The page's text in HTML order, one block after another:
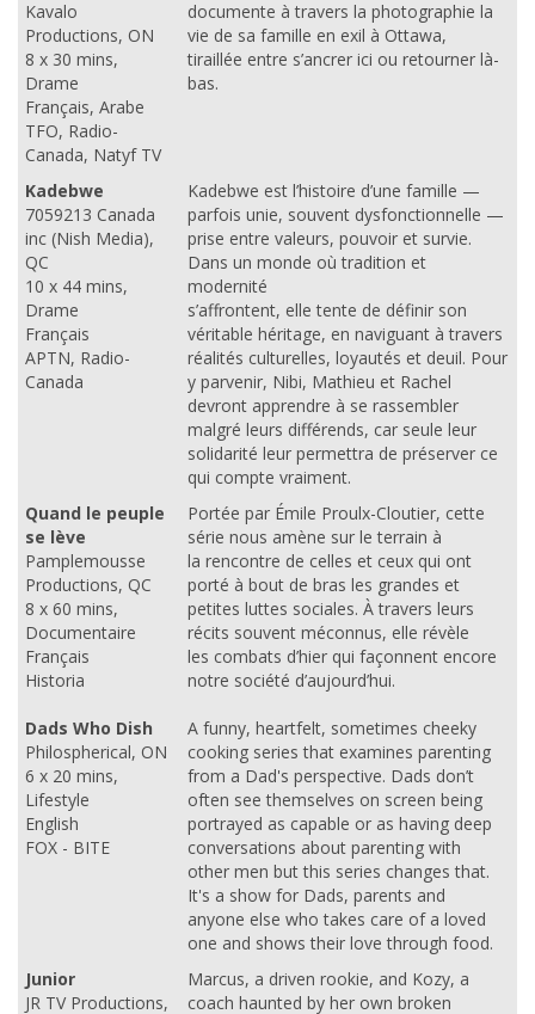
Kavalo
Productions, ON
8 x 30 mins,
Drame
Français, Arabe
TFO, Radio-
Canada, Natyf TV
documente à travers la photographie la
vie de sa famille en exil à Ottawa,
tiraillée entre s’ancrer ici ou retourner là-
bas.
Kadebwe
7059213 Canada
inc (Nish Media),
QC
10 x 44 mins,
Drame
Français
APTN, Radio-
Canada
Kadebwe est l’histoire d’une famille —
parfois unie, souvent dysfonctionnelle —
prise entre valeurs, pouvoir et survie.
Dans un monde où tradition et
modernité
s’affrontent, elle tente de définir son
véritable héritage, en naviguant à travers
réalités culturelles, loyautés et deuil. Pour
y parvenir, Nibi, Mathieu et Rachel
devront apprendre à se rassembler
malgré leurs différends, car seule leur
solidarité leur permettra de préserver ce
qui compte vraiment.
Quand le peuple
se lève
Pamplemousse
Productions, QC
8 x 60 mins,
Documentaire
Français
Historia
Portée par Émile Proulx-Cloutier, cette
série nous amène sur le terrain à
la rencontre de celles et ceux qui ont
porté à bout de bras les grandes et
petites luttes sociales. À travers leurs
récits souvent méconnus, elle révèle
les combats d’hier qui façonnent encore
notre société d’aujourd’hui.
Dads Who Dish
Philospherical, ON
6 x 20 mins,
Lifestyle
English
FOX - BITE
A funny, heartfelt, sometimes cheeky
cooking series that examines parenting
from a Dad's perspective. Dads don’t
often see themselves on screen being
portrayed as capable or as having deep
conversations about parenting with
other men but this series changes that.
It's a show for Dads, parents and
anyone else who takes care of a loved
one and shows their love through food.
Junior
JR TV Productions,
Marcus, a driven rookie, and Kozy, a
coach haunted by her own broken